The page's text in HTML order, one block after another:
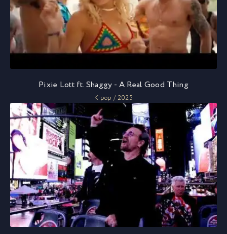
Pixie Lott ft. Shaggy - A Real Good Thing
K pop / 2025